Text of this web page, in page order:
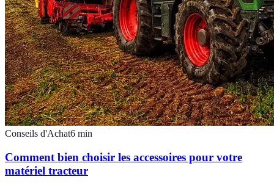
Conseils d'Achat6 min
Comment bien choisir les accessoires pour votre
matériel tracteur